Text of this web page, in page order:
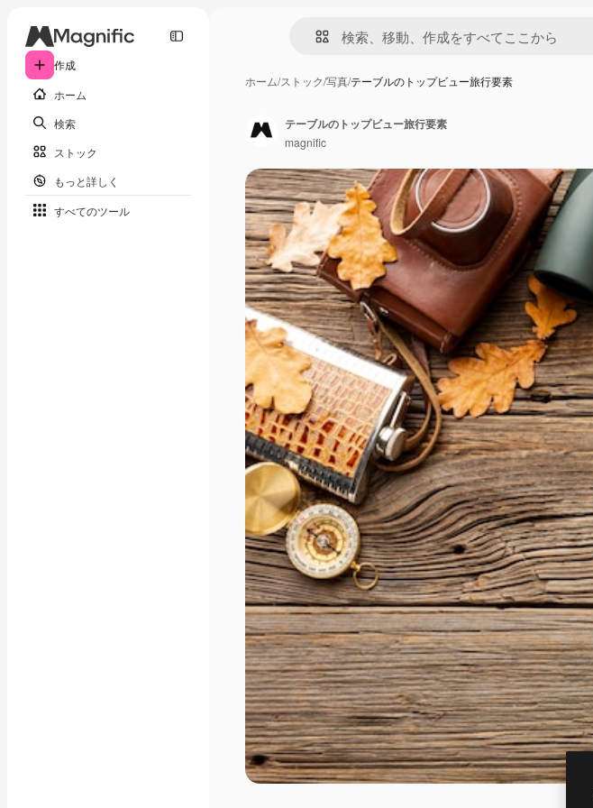
作成
ホーム
検索
ストック
もっと詳しく
すべてのツール
ホーム/ストック/写真/テーブルのトップビュー旅行要素
テーブルのトップビュー旅行要素
magnific